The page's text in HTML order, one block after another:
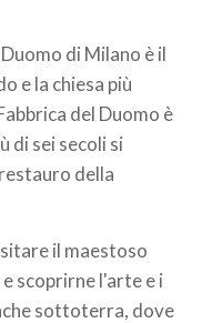
di Milano è il
e la chiesa più
del Duomo è
di sei secoli si
della
il maestoso
scoprirne l'arte e i
sottoterra, dove